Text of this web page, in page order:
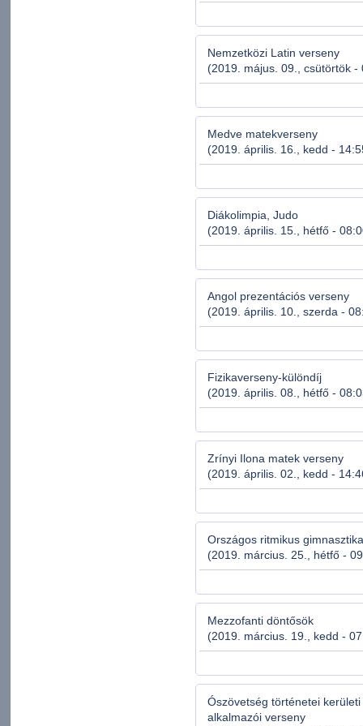
Nemzetközi Latin verseny
(2019. május. 09., csütörtök -
Medve matekverseny
(2019. április. 16., kedd -
Diákolimpia, Judo
(2019. április. 15., hétfő -
Angol prezentációs verseny
(2019. április. 10., szerda -
Fizikaverseny-különdíj
(2019. április. 08., hétfő -
Zrínyi Ilona matek verseny
(2019. április. 02., kedd -
Országos ritmikus gimnasztika
(2019. március. 25., hétfő -
Mezzofanti döntősök
(2019. március. 19., kedd -
Ószövetség történetei
alkalmazói verseny